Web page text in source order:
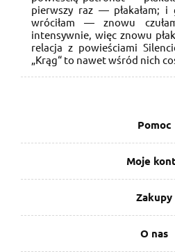
pierwszy raz — płakałam;
wróciłam — znowu
intensywnie, więc znowu
relacja z powieściami
„Krąg“ to nawet wśród nich
Pomoc
Moje
Zakupy
O nas